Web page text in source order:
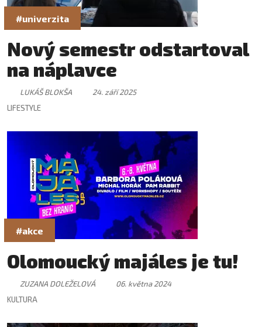
#univerzita
Nový semestr odstartoval
na náplavce
LUKÁŠ BLOKŠA
24. září 2025
LIFESTYLE
#akce
Olomoucký majáles je tu!
ZUZANA DOLEŽELOVÁ
06. května 2024
KULTURA